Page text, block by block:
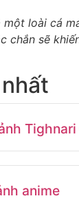
một loài cá
chắn sẽ
Tighnari
anime